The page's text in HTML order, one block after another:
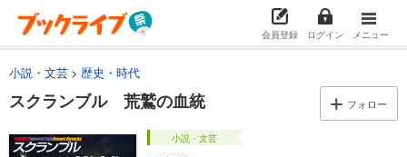
会員登録 ログイン メニュー
小説・文芸 歴史・時代
スクランブル 荒鷲の血統 フォロー
小説・文芸